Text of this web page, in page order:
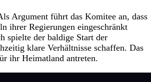
Argument führt das Komitee an, dass
ihrer Regierungen eingeschränkt
spielte der baldige Start der
klare Verhältnisse schaffen. Das
ihr Heimatland antreten.